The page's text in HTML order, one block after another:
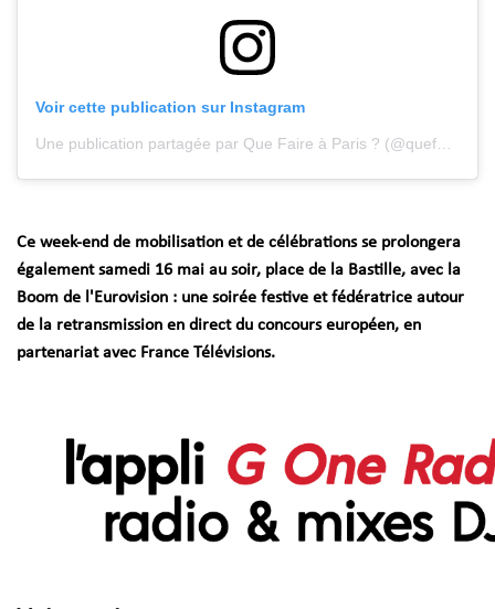
Voir cette publication sur Instagram
Une publication partagée par Que Faire à Paris ? (@quefaireaparis)
Ce week-end de mobilisation et de célébrations se prolongera
également samedi 16 mai au soir, place de la Bastille, avec la
Boom de l'Eurovision : une soirée festive et fédératrice autour
de la retransmission en direct du concours européen, en
partenariat avec France Télévisions.